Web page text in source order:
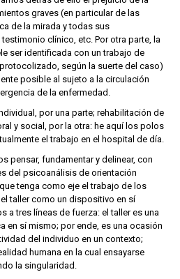
graves (en particular de las
de la mirada y todas sus
clínico, etc. Por otra parte, la
ser identificada con un trabajo de
según la suerte del caso)
posible al sujeto a la circulación
de la enfermedad.
por una parte; rehabilitación de
y social, por la otra: he aquí los polos
el trabajo en el hospital de día.
pensar, fundamentar y delinear, con
del psicoanálisis de orientación
tenga como eje el trabajo de los
taller como un dispositivo en sí
a tres líneas de fuerza: el taller es una
en sí mismo; por ende, es una ocasión
del individuo en un contexto;
humana en la cual ensayarse
la singularidad.